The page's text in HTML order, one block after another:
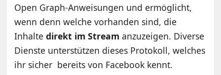
Open Graph-Anweisungen und ermöglicht,
wenn denn welche vorhanden sind, die
Inhaltedirekt im Stream anzuzeigen. Diverse
Dienste unterstützen dieses Protokoll, welches
ihr sicher bereits von Facebook kennt.